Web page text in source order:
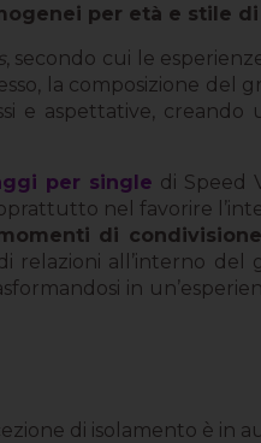
per età e stile
, secondo cui le
la composizione del
e aspettative,
per single di Speed
nel favorire
di condivisione
relazioni all’interno del
in
di isolamento è in